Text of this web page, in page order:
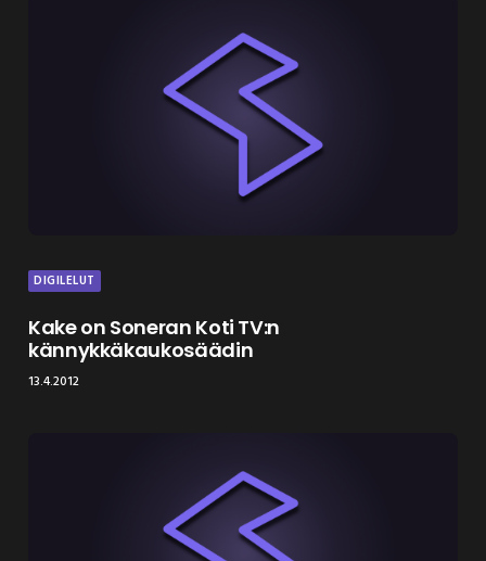
DIGILELUT
Kake on Soneran Koti TV:n
kännykkäkaukosäädin
13.4.2012